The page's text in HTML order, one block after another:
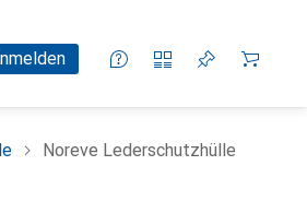
Noreve Lederschutzhülle